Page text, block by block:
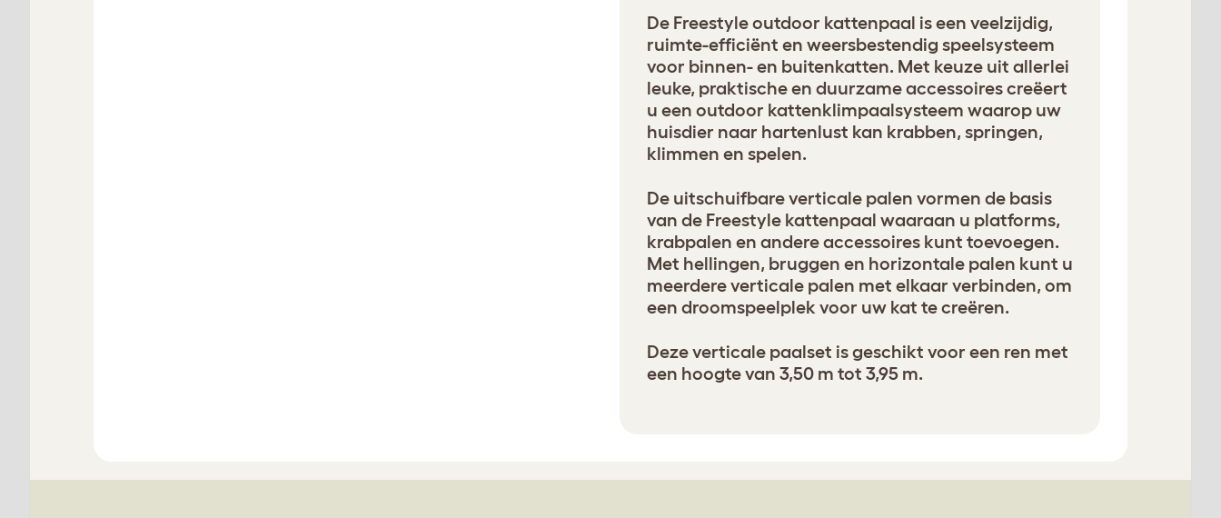
De Freestyle outdoor kattenpaal is een veelzijdig,
ruimte-efficiënt en weersbestendig speelsysteem
voor binnen- en buitenkatten. Met keuze uit allerlei
leuke, praktische en duurzame accessoires creëert
u een outdoor kattenklimpaalsysteem waarop uw
huisdier naar hartenlust kan krabben, springen,
klimmen en spelen.
De uitschuifbare verticale palen vormen de basis
van de Freestyle kattenpaal waaraan u platforms,
krabpalen en andere accessoires kunt toevoegen.
Met hellingen, bruggen en horizontale palen kunt u
meerdere verticale palen met elkaar verbinden, om
een droomspeelplek voor uw kat te creëren.
Deze verticale paalset is geschikt voor een ren met
een hoogte van 3,50 m tot 3,95 m.